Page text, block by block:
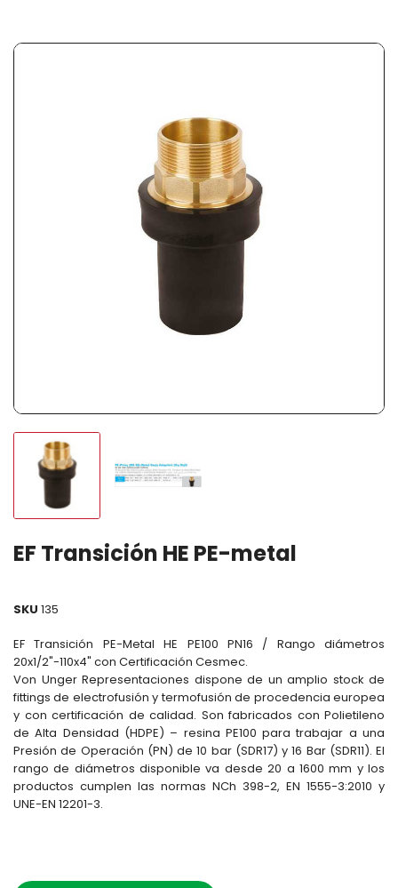
EF Transición HE PE-metal
SKU 135
EF Transición PE-Metal HE PE100 PN16 / Rango diámetros
20x1/2"-110x4" con Certificación Cesmec.
Von Unger Representaciones dispone de un amplio stock de
fittings de electrofusión y termofusión de procedencia europea
y con certificación de calidad. Son fabricados con Polietileno
de Alta Densidad (HDPE) – resina PE100 para trabajar a una
Presión de Operación (PN) de 10 bar (SDR17) y 16 Bar (SDR11). El
rango de diámetros disponible va desde 20 a 1600 mm y los
productos cumplen las normas NCh 398-2, EN 1555-3:2010 y
UNE-EN 12201-3.